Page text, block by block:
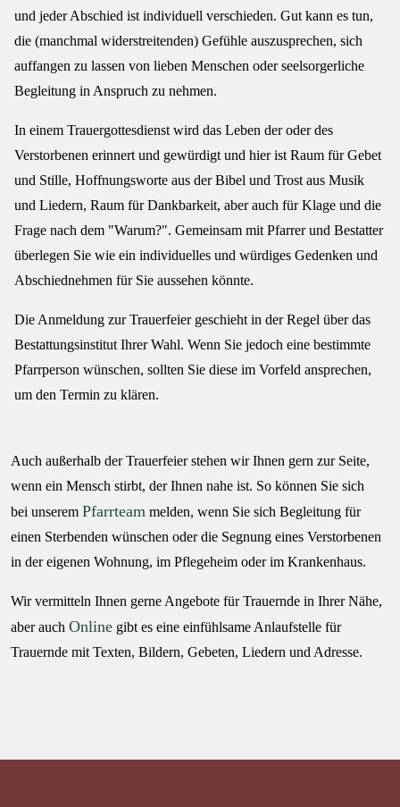
und jeder Abschied ist individuell verschieden. Gut kann es tun,
die (manchmal widerstreitenden) Gefühle auszusprechen, sich
auffangen zu lassen von lieben Menschen oder seelsorgerliche
Begleitung in Anspruch zu nehmen.
In einem Trauergottesdienst wird das Leben der oder des
Verstorbenen erinnert und gewürdigt und hier ist Raum für Gebet
und Stille, Hoffnungsworte aus der Bibel und Trost aus Musik
und Liedern, Raum für Dankbarkeit, aber auch für Klage und die
Frage nach dem "Warum?". Gemeinsam mit Pfarrer und Bestatter
überlegen Sie wie ein individuelles und würdiges Gedenken und
Abschiednehmen für Sie aussehen könnte.
Die Anmeldung zur Trauerfeier geschieht in der Regel über das
Bestattungsinstitut Ihrer Wahl. Wenn Sie jedoch eine bestimmte
Pfarrperson wünschen, sollten Sie diese im Vorfeld ansprechen,
um den Termin zu klären.
Auch außerhalb der Trauerfeier stehen wir Ihnen gern zur Seite,
wenn ein Mensch stirbt, der Ihnen nahe ist. So können Sie sich
bei unserem Pfarrteam melden, wenn Sie sich Begleitung für
einen Sterbenden wünschen oder die Segnung eines Verstorbenen
in der eigenen Wohnung, im Pflegeheim oder im Krankenhaus.
Wir vermitteln Ihnen gerne Angebote für Trauernde in Ihrer Nähe,
aber auch Online gibt es eine einfühlsame Anlaufstelle für
Trauernde mit Texten, Bildern, Gebeten, Liedern und Adresse.